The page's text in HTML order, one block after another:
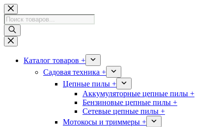
Перейти
к
сути
Поиск
товаров
Каталог товаров +
Садовая техника +
Цепные пилы +
Аккумуляторные цепные пилы +
Бензиновые цепные пилы +
Сетевые цепные пилы +
Мотокосы и триммеры +